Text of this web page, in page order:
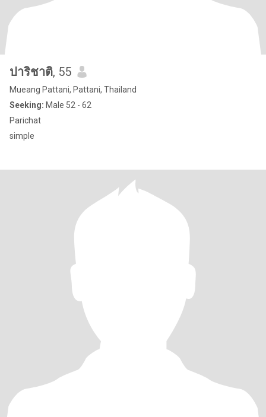
ปาริชาติ, 55
Mueang Pattani, Pattani, Thailand
Seeking: Male 52 - 62
Parichat
simple